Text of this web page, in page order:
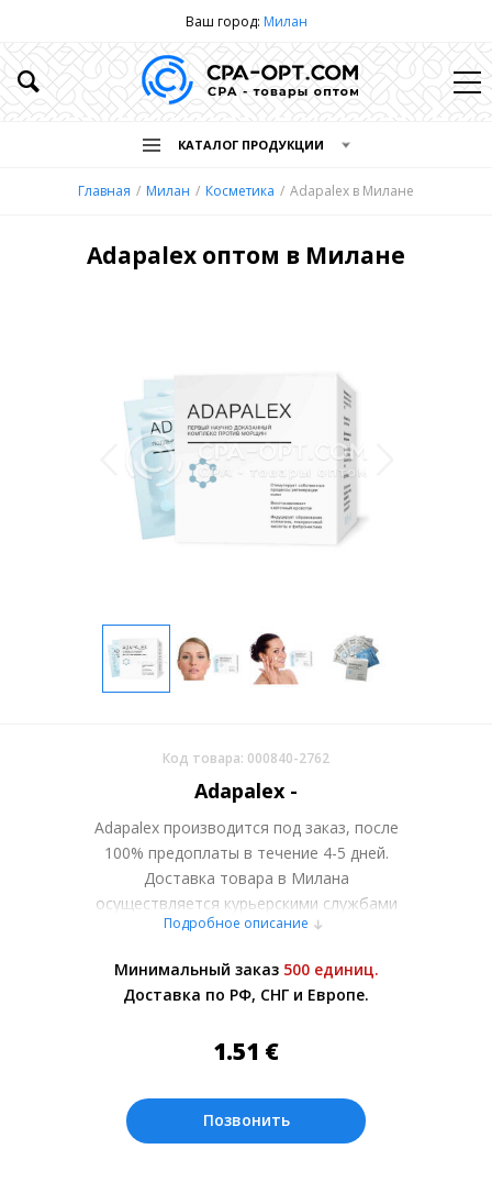
Ваш город: Милан
КАТАЛОГ ПРОДУКЦИИ
Главная Милан Косметика Adapalex в Милане
Adapalex оптом в Милане
Код товара: 000840-2762
Adapalex -
Adapalex производится под заказ, после
100% предоплаты в течение 4-5 дней.
Доставка товара в Милана
осуществляется курьерскими службами
или самовывозом со склада в Москве.
менеджером.
Оплата производится в рублях. Цены на
07.08.2026. Текущий курс 10 руб.=
Подробное описание
Минимальный заказ 500 единиц.
Доставка по РФ, СНГ и Европе.
1.51 €
Позвонить